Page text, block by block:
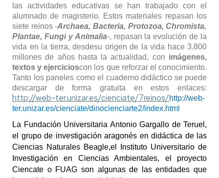
las actividades educativas se han trabajado con el
alumnado de magisterio. Estos materiales repasan los
siete reinos -Archaea, Bacteria, Protozoa, Chromista,
Plantae, Fungi y Animalia-, repasan la evolución de la
vida en la tierra, desdesu origen de la vida hace 3.800
millones de años hasta la actualidad, con imágenes,
textosy ejercicioscon los que reforzar el conocimiento.
Tanto los paneles como el cuadernodidáctico se puede
descargar de forma gratuita en estos enlaces:
http://web-ter.unizar.es/cienciate/7reinos/http://web-
ter.unizar.es/cienciate/dinocienciarte2/index.html
La Fundación Universitaria Antonio Gargall o de Teruel,
el grupo de investigación aragonés en didáctica de las
Ciencias Naturales Beagle,el Instituto Universitario de
Investigación en Ciencias Ambientales, el proyecto
Ciencate oFUAG son algunas de las entidades que